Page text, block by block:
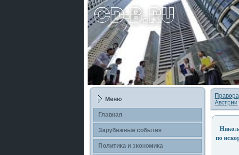
Меню
Главная
Зарубежные события
Политика и экономика
Австрии
по